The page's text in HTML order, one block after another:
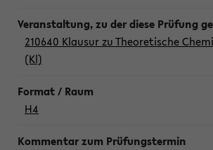
210640 Klausur zu Theoretische
(Kl)
H4